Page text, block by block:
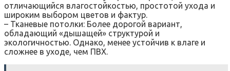
отличающийся влагостойкостью, простотой ухода и
широким выбором цветов и фактур.
– Тканевые потолки: Более дорогой вариант,
обладающий «дышащей» структурой и
экологичностью. Однако, менее устойчив к влаге и
сложнее в уходе, чем ПВХ.